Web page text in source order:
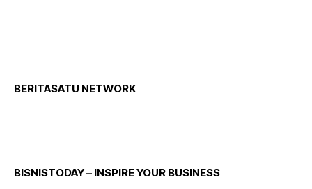
BERITASATU NETWORK
BISNISTODAY – INSPIRE YOUR BUSINESS